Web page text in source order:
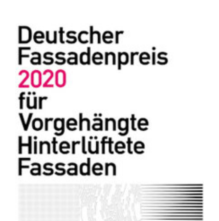
Brevo Newsletter
Anbieter:
bereitgstellt durch den
Perbit Stellenanzeigen
Anbieter:
perbit Software GmbH